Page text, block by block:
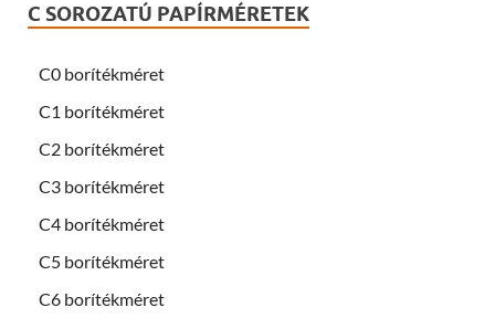
C SOROZATÚ PAPÍRMÉRETEK
C0 borítékméret
C1 borítékméret
C2 borítékméret
C3 borítékméret
C4 borítékméret
C5 borítékméret
C6 borítékméret